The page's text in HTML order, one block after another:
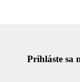
Prihláste sa